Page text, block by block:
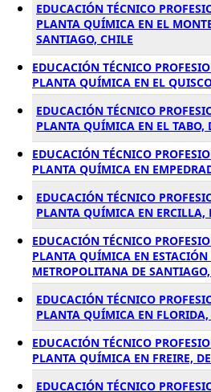
EDUCACIÓN TÉCNICO
PLANTA QUÍMICA EN EL
SANTIAGO, CHILE
EDUCACIÓN TÉCNICO
PLANTA QUÍMICA EN EL
EDUCACIÓN TÉCNICO
PLANTA QUÍMICA EN EL TABO,
EDUCACIÓN TÉCNICO
PLANTA QUÍMICA EN
EDUCACIÓN TÉCNICO
PLANTA QUÍMICA EN
EDUCACIÓN TÉCNICO
PLANTA QUÍMICA EN ESTACIÓN
METROPOLITANA DE
EDUCACIÓN TÉCNICO
PLANTA QUÍMICA EN
EDUCACIÓN TÉCNICO
PLANTA QUÍMICA EN FREIRE,
EDUCACIÓN TÉCNICO